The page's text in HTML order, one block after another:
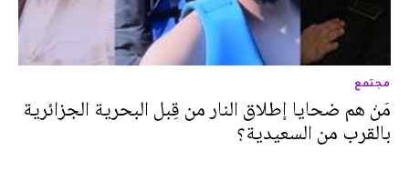
مجتمع
مَنْ هم ضحايا إطلاق النار من قِبل البحرية الجزائرية
بالقرب من السعيدية؟